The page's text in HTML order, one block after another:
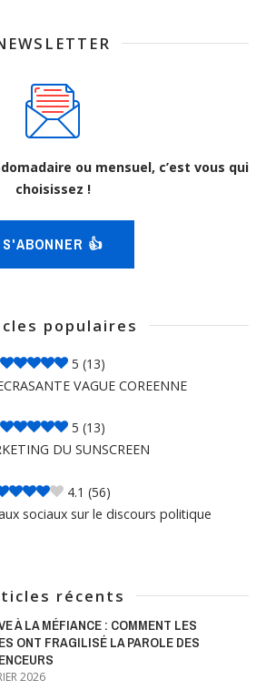
ou mensuel, c’est vous qui
choisissez !
S'ABONNER 👍
populaires
5 (13)
VAGUE COREENNE
5 (13)
DU SUNSCREEN
4.1 (56)
sociaux sur le discours politique
récents
À LA MÉFIANCE : COMMENT LES
ONT FRAGILISÉ LA PAROLE DES
2026